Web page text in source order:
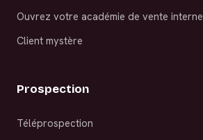
Ouvrez votre académie de vente interne
Client mystère
Prospection
Téléprospection